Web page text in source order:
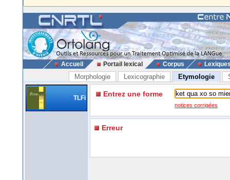
Accueil Portail lexical Corpus
Morphologie Lexicographie Etymologie
TLFi Entrez une forme
notices corrigées
Erreur